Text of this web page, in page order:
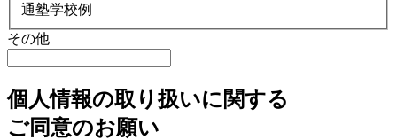
通塾学校例
その他
個人情報の取り扱いに関する
ご同意のお願い